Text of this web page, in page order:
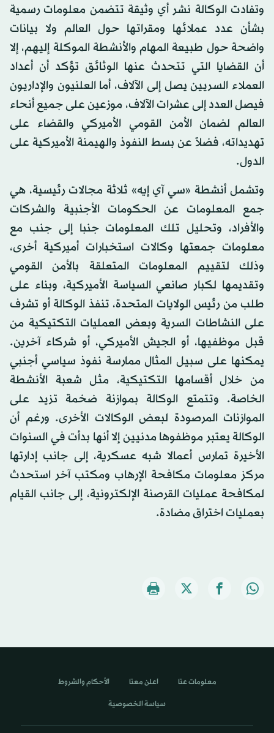
وتفادت الوكالة نشر أي وثيقة تتضمن معلومات رسمية
بشأن عدد عملائها ومقراتها حول العالم ولا بيانات
واضحة حول طبيعة المهام والأنشطة الموكلة إليهم، إلا
أن القضايا التي تتحدث عنها الوثائق تؤكد أن أعداد
العملاء السريين يصل إلى الآلاف، أما العلنيون والإداريون
فيصل العدد إلى عشرات الآلاف، موزعين على جميع أنحاء
العالم لضمان الأمن القومي الأميركي والقضاء على
تهديداته، فضلاً عن بسط النفوذ والهيمنة الأميركية على
الدول.
وتشمل أنشطة «سي آي إيه» ثلاثة مجالات رئيسية، هي
جمع المعلومات عن الحكومات الأجنبية والشركات
والأفراد، وتحليل تلك المعلومات جنبا إلى جنب مع
معلومات جمعتها وكالات استخبارات أميركية أخرى،
وذلك لتقييم المعلومات المتعلقة بالأمن القومي
وتقديمها لكبار صانعي السياسة الأميركية، وبناء على
طلب من رئيس الولايات المتحدة، تنفذ الوكالة أو تشرف
على النشاطات السرية وبعض العمليات التكتيكية من
قبل موظفيها، أو الجيش الأميركي، أو شركاء آخرين.
يمكنها على سبيل المثال ممارسة نفوذ سياسي أجنبي
من خلال أقسامها التكتيكية، مثل شعبة الأنشطة
الخاصة. وتتمتع الوكالة بموازنة ضخمة تزيد على
الموازنات المرصودة لبعض الوكالات الأخرى. ورغم أن
الوكالة يعتبر موظفوها مدنيين إلا أنها بدأت في السنوات
الأخيرة تمارس أعمالا شبه عسكرية، إلى جانب إدارتها
مركز معلومات مكافحة الإرهاب ومكتب آخر استحدث
لمكافحة عمليات القرصنة الإلكترونية، إلى جانب القيام
بعمليات اختراق مضادة.
معلومات عنا اعلن معنا الأحكام والشروط
سياسة الخصوصية